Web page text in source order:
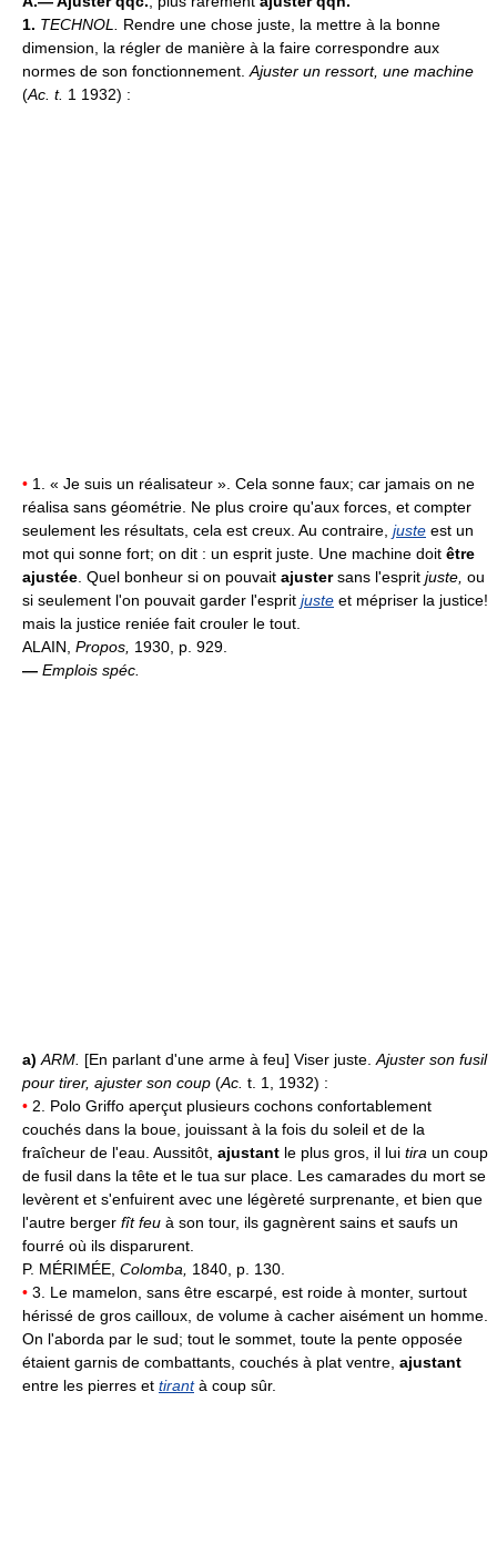
1. TECHNOL. Rendre une chose juste, la mettre à la bonne
dimension, la régler de manière à la faire correspondre aux
normes de son fonctionnement.Ajuster un ressort, une machine
(Ac. t. 1 1932) :
• 1. « Je suis un réalisateur ». Cela sonne faux; car jamais on ne
réalisa sans géométrie. Ne plus croire qu'aux forces, et compter
seulement les résultats, cela est creux. Au contraire, juste est un
mot qui sonne fort; on dit : un esprit juste. Une machine doit être
ajustée. Quel bonheur si on pouvait ajustersans l'esprit juste, ou
si seulement l'on pouvait garder l'esprit juste et mépriser la justice!
mais la justice reniée fait crouler le tout.
ALAIN, Propos, 1930, p. 929.
— Emplois spéc.
a)ARM. [En parlant d'une arme à feu] Viser juste.Ajuster son fusil
pour tirer, ajuster son coup (Ac. t. 1, 1932) :
• 2. Polo Griffo aperçut plusieurs cochons confortablement
couchés dans la boue, jouissant à la fois du soleil et de la
fraîcheur de l'eau. Aussitôt, ajustant le plus gros, il lui tira un coup
de fusil dans la tête et le tua sur place. Les camarades du mort se
levèrent et s'enfuirent avec une légèreté surprenante, et bien que
l'autre berger fît feu à son tour, ils gagnèrent sains et saufs un
fourré où ils disparurent.
P. MÉRIMÉE, Colomba, 1840, p. 130.
• 3. Le mamelon, sans être escarpé, est roide à monter, surtout
hérissé de gros cailloux, de volume à cacher aisément un homme.
On l'aborda par le sud; tout le sommet, toute la pente opposée
étaient garnis de combattants, couchés à plat ventre, ajustant
entre les pierres et tirantà coup sûr.